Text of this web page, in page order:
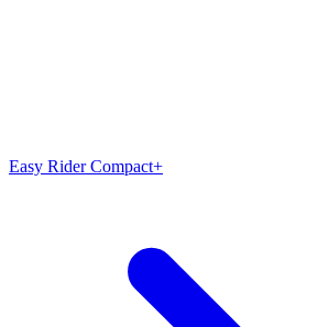
Easy Rider Compact+